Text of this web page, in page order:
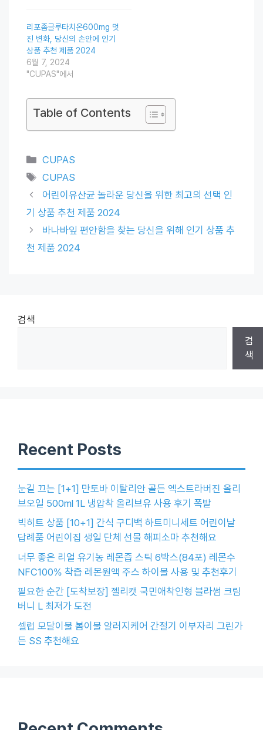
리포좀글루타치온600mg 멋
진 변화, 당신의 손안에 인기
상품 추천 제품 2024
6월 7, 2024
"CUPAS"에서
Table of Contents
Categories
CUPAS
Tags
CUPAS
어린이유산균 놀라운 당신을 위한 최고의 선택 인
기 상품 추천 제품 2024
바나바잎 편안함을 찾는 당신을 위해 인기 상품 추
천 제품 2024
검색
검
색
Recent Posts
눈길 끄는 [1+1] 만토바 이탈리안 골든 엑스트라버진 올리
브오일 500ml 1L 냉압착 올리브유 사용 후기 폭발
빅히트 상품 [10+1] 간식 구디백 하트미니세트 어린이날
답례품 어린이집 생일 단체 선물 해피소마 추천해요
너무 좋은 리얼 유기농 레몬즙 스틱 6박스(84포) 레몬수
NFC100% 착즙 레몬원액 주스 하이볼 사용 및 추천후기
필요한 순간 [도착보장] 젤리캣 국민애착인형 블라썸 크림
버니 L 최저가 도전
셀럽 모달이불 봄이불 알러지케어 간절기 이부자리 그린가
든 SS 추천해요